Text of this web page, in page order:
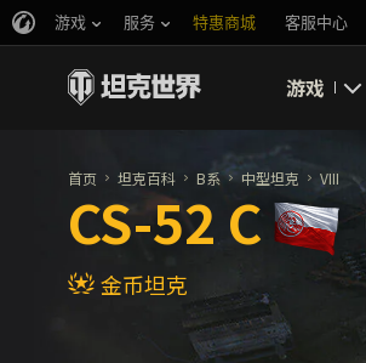
游戏 服务 特惠商城 客服中心
游戏
新闻
坦克百科
评级
首页 坦克百科 B系 中型坦克 VIII
CS-52 C
金币坦克